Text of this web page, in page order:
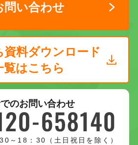
問い合わせ
資料ダウンロード
覧はこちら
のお問い合わせ
～18：30（土日祝日を除く）